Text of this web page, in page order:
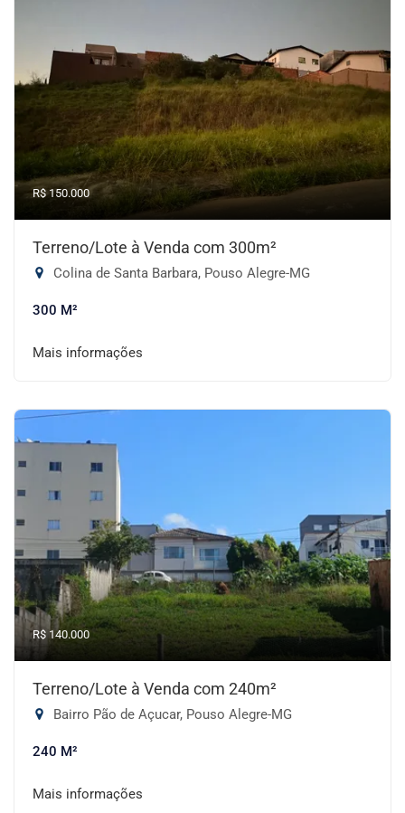
R$ 150.000
Terreno/Lote à Venda com 300m²
Colina de Santa Barbara, Pouso Alegre-MG
300 M²
Mais informações
R$ 140.000
Terreno/Lote à Venda com 240m²
Bairro Pão de Açucar, Pouso Alegre-MG
240 M²
Mais informações